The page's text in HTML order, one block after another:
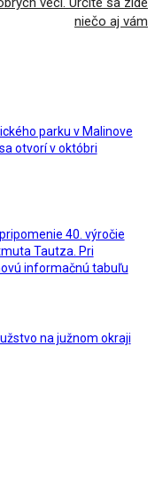
niečo aj vám
parku v Malinove
otvorí v októbri
40. výročie
Tautza. Pri
informačnú tabuľu
na južnom okraji